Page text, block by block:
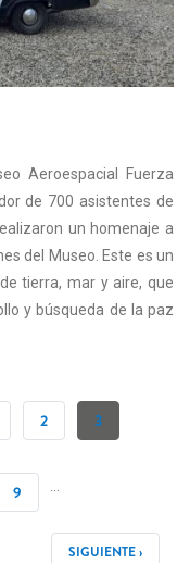
Aeroespacial Fuerza
de 700 asistentes de
un homenaje a
del Museo. Este es un
tierra, mar y aire, que
y búsqueda de la paz
PÁGINA
2
PÁGINA
3
PÁGINA
9
SIGUIENTE
SIGUIENTE ›